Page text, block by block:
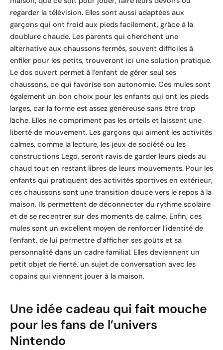
regarder la télévision. Elles sont aussi adaptées aux
garçons qui ont froid aux pieds facilement, grâce à la
doublure chaude. Les parents qui cherchent une
alternative aux chaussons fermés, souvent difficiles à
enfiler pour les petits, trouveront ici une solution pratique.
Le dos ouvert permet à l’enfant de gérer seul ses
chaussons, ce qui favorise son autonomie. Ces mules sont
également un bon choix pour les enfants qui ont les pieds
larges, car la forme est assez généreuse sans être trop
lâche. Elles ne compriment pas les orteils et laissent une
liberté de mouvement. Les garçons qui aiment les activités
calmes, comme la lecture, les jeux de société ou les
constructions Lego, seront ravis de garder leurs pieds au
chaud tout en restant libres de leurs mouvements. Pour les
enfants qui pratiquent des activités sportives en extérieur,
ces chaussons sont une transition douce vers le repos à la
maison. Ils permettent de déconnecter du rythme scolaire
et de se recentrer sur des moments de calme. Enfin, ces
mules sont un excellent moyen de renforcer l’identité de
l’enfant, de lui permettre d’afficher ses goûts et sa
personnalité dans un cadre familial. Elles deviennent un
petit objet de fierté, un sujet de conversation avec les
copains qui viennent jouer à la maison.
Une idée cadeau qui fait mouche
pour les fans de l’univers
Nintendo